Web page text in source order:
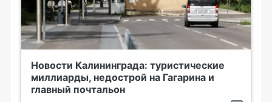
Новости Калининграда: туристические
миллиарды, недострой на Гагарина и
главный почтальон